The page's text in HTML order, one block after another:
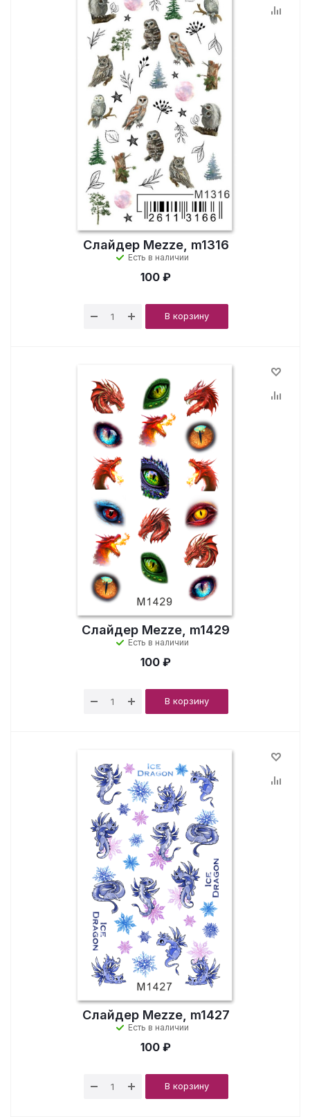
Слайдер Mezze, m1316
Есть в наличии
100 ₽
В корзину
Слайдер Mezze, m1429
Есть в наличии
100 ₽
В корзину
Слайдер Mezze, m1427
Есть в наличии
100 ₽
В корзину